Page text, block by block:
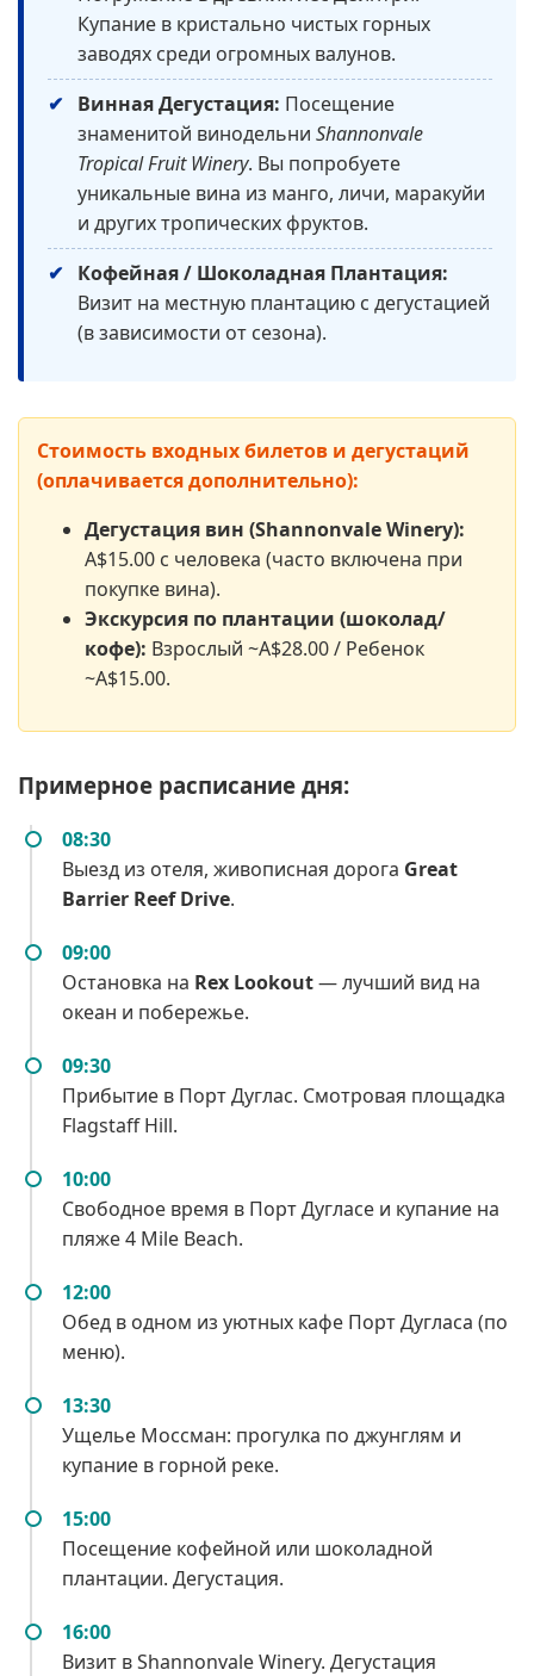
Купание в кристально чистых горных
заводях среди огромных валунов.
Винная Дегустация: Посещение
знаменитой винодельни Shannonvale
Tropical Fruit Winery. Вы попробуете
уникальные вина из манго, личи, маракуйи
и других тропических фруктов.
Кофейная / Шоколадная Плантация:
Визит на местную плантацию с дегустацией
(в зависимости от сезона).
Стоимость входных билетов и дегустаций
(оплачивается дополнительно):
Дегустация вин (Shannonvale Winery):
A$15.00 с человека (часто включена при
покупке вина).
Экскурсия по плантации (шоколад/
кофе): Взрослый ~A$28.00 / Ребенок
~A$15.00.
Примерное расписание дня:
08:30
Выезд из отеля, живописная дорога Great
Barrier Reef Drive.
09:00
Остановка на Rex Lookout— лучший вид на
океан и побережье.
09:30
Прибытие в Порт Дуглас. Смотровая площадка
Flagstaff Hill.
10:00
Свободное время в Порт Дугласе и купание на
пляже 4 Mile Beach.
12:00
Обед в одном из уютных кафе Порт Дугласа (по
меню).
13:30
Ущелье Моссман: прогулка по джунглям и
купание в горной реке.
15:00
Посещение кофейной или шоколадной
плантации. Дегустация.
16:00
Визит в Shannonvale Winery. Дегустация